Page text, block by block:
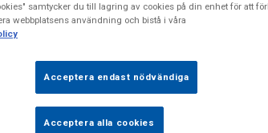
för
samtycker du till lagring av cookies på din enhet för att
webbplatsens användning och bistå i våra
Acceptera endast nödvändiga
Acceptera alla cookies